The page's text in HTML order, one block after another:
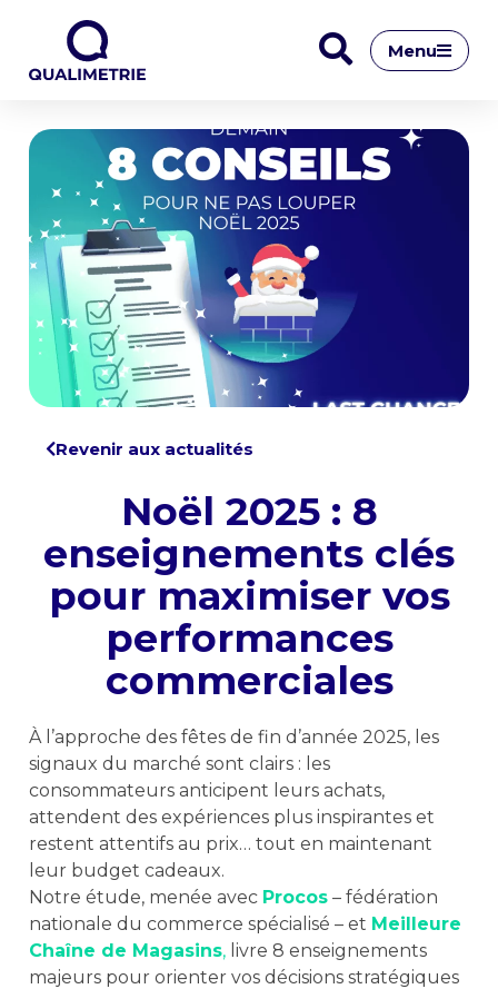
Menu
Revenir aux actualités
Noël 2025 : 8
enseignements clés
pour maximiser vos
performances
commerciales
À l’approche des fêtes de fin d’année 2025, les
signaux du marché sont clairs : les
consommateurs anticipent leurs achats,
attendent des expériences plus inspirantes et
restent attentifs au prix… tout en maintenant
leur budget cadeaux.
Notre étude, menée avec Procos – fédération
nationale du commerce spécialisé – et Meilleure
Chaîne de Magasins, livre 8 enseignements
majeurs pour orienter vos décisions stratégiques